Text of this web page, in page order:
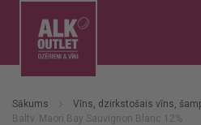
Sākums
Vīns, dzirkstošais vīns,
Baltv. Maori Bay Sauvignon Blanc 12%